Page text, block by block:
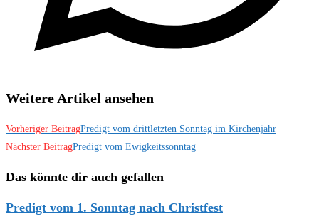
Weitere Artikel ansehen
Vorheriger BeitragPredigt vom drittletzten Sonntag im Kirchenjahr
Nächster BeitragPredigt vom Ewigkeitssonntag
Das könnte dir auch gefallen
Predigt vom 1. Sonntag nach Christfest